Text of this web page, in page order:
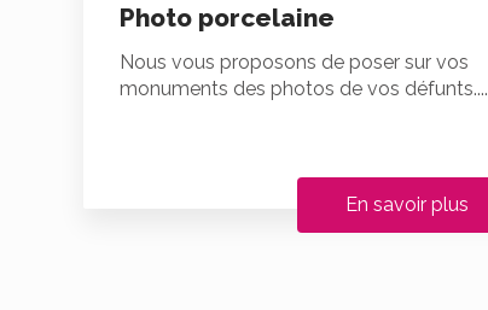
Photo porcelaine
Nous vous proposons de poser sur vos
monuments des photos de vos défunts....
En savoir plus